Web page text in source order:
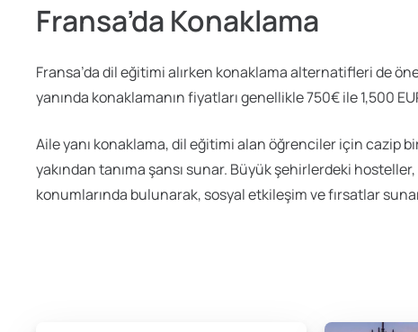
Fransa’da Konaklama
Fransa’da dil eğitimi alırken konaklama alternatifleri de
yanında konaklamanın fiyatları genellikle 750€ ile 1,500
Aile yanı konaklama, dil eğitimi alan öğrenciler için cazip
yakından tanıma şansı sunar. Büyük şehirlerdeki
konumlarında bulunarak, sosyal etkileşim ve fırsatlar